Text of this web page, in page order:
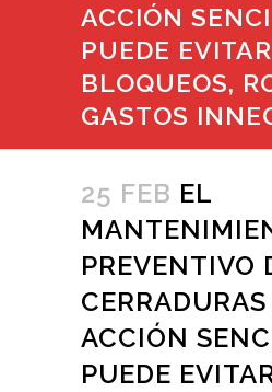
ACCIÓN
PUEDE EVITAR
BLOQUEOS,
GASTOS
25 FEB EL
PREVENTIVO
ACCIÓN
PUEDE